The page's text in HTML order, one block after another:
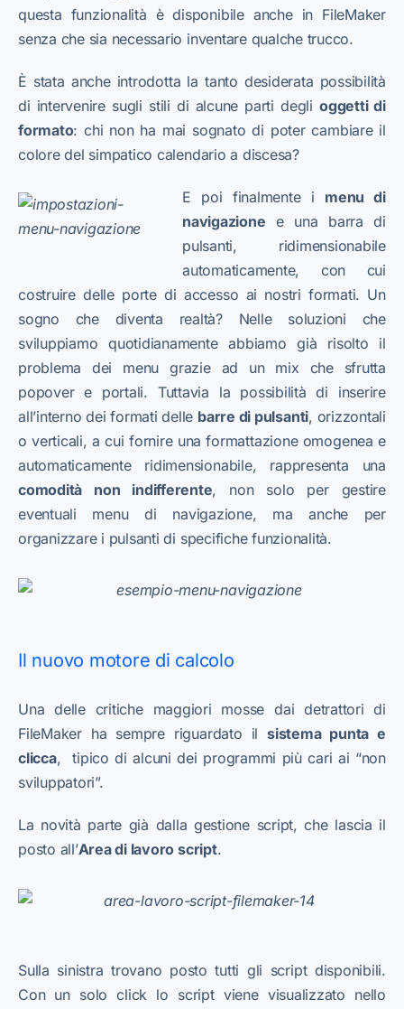
questa funzionalità è disponibile anche in FileMaker
senza che sia necessario inventare qualche trucco.
È stata anche introdotta la tanto desiderata possibilità
di intervenire sugli stili di alcune parti deglioggetti di
formato: chi non ha mai sognato di poter cambiare il
colore del simpatico calendario a discesa?
E poi finalmente i menu di
navigazione e una barra di
pulsanti, ridimensionabile
automaticamente, con cui
costruire delle porte di accesso ai nostri formati. Un
sogno che diventa realtà? Nelle soluzioni che
sviluppiamo quotidianamente abbiamo già risolto il
problema dei menu grazie ad un mix che sfrutta
popover e portali. Tuttavia la possibilità di inserire
all’interno dei formati delle barre di pulsanti, orizzontali
o verticali, a cui fornire una formattazione omogenea e
automaticamente ridimensionabile, rappresenta una
comodità non indifferente, non solo per gestire
eventuali menu di navigazione, ma anche per
organizzare i pulsanti di specifiche funzionalità.
Il nuovo motore di calcolo
Una delle critiche maggiori mosse dai detrattori di
FileMaker ha sempre riguardato ilsistema punta e
clicca, tipico di alcuni dei programmi più cari ai “non
sviluppatori”.
La novità parte già dalla gestione script, che lascia il
posto all’Area di lavoro script.
Sulla sinistra trovano posto tutti gli script disponibili.
Con un solo click lo script viene visualizzato nello